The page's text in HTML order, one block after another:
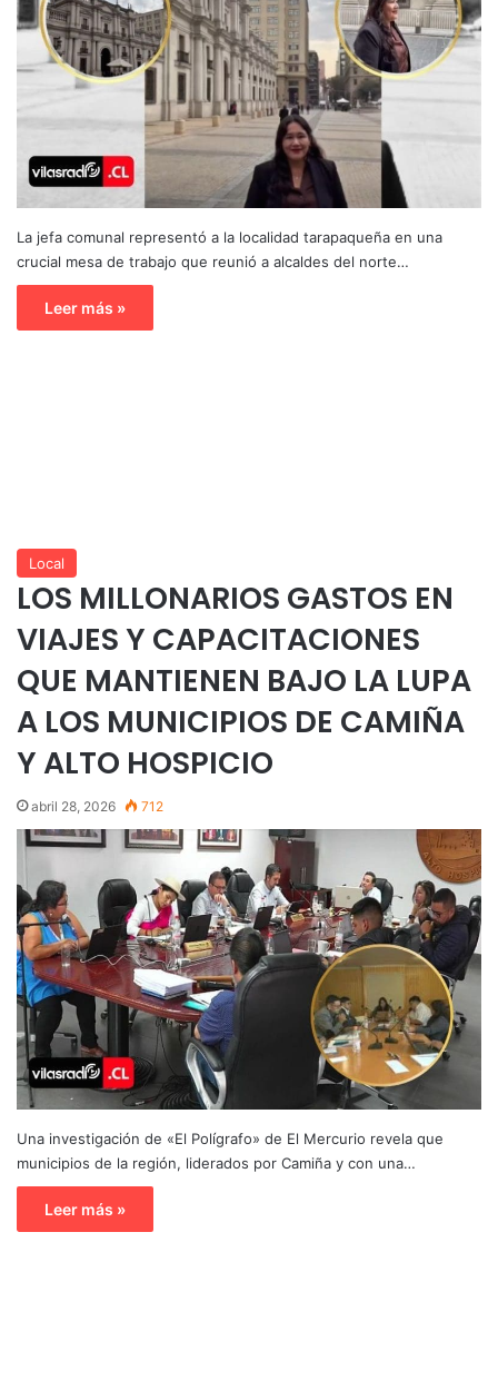
La jefa comunal representó a la localidad tarapaqueña en una
crucial mesa de trabajo que reunió a alcaldes del norte…
Leer más »
Local
LOS MILLONARIOS GASTOS EN
VIAJES Y CAPACITACIONES
QUE MANTIENEN BAJO LA LUPA
A LOS MUNICIPIOS DE CAMIÑA
Y ALTO HOSPICIO
abril 28, 2026 712
Una investigación de «El Polígrafo» de El Mercurio revela que
municipios de la región, liderados por Camiña y con una…
Leer más »